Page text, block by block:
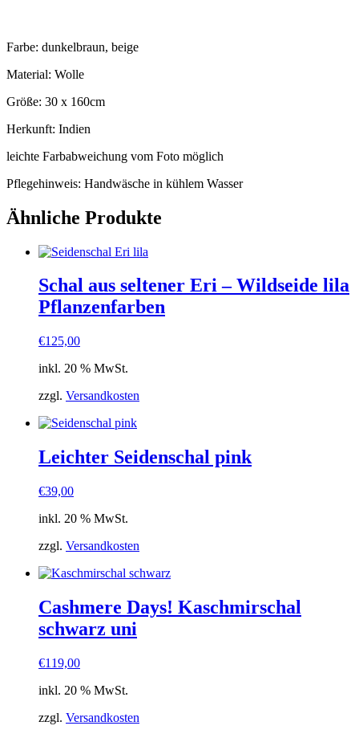
Farbe: dunkelbraun, beige
Material: Wolle
Größe: 30 x 160cm
Herkunft: Indien
leichte Farbabweichung vom Foto möglich
Pflegehinweis: Handwäsche in kühlem Wasser
Ähnliche Produkte
Schal aus seltener Eri – Wildseide lila
Pflanzenfarben
€125,00
inkl. 20 % MwSt.
zzgl. Versandkosten
Leichter Seidenschal pink
€39,00
inkl. 20 % MwSt.
zzgl. Versandkosten
Cashmere Days! Kaschmirschal
schwarz uni
€119,00
inkl. 20 % MwSt.
zzgl. Versandkosten